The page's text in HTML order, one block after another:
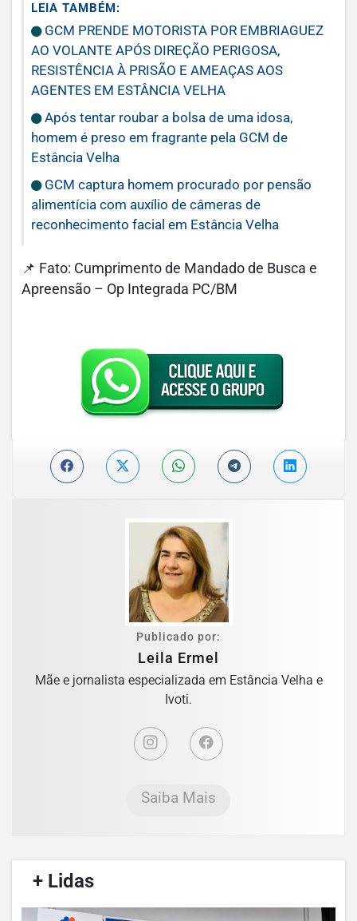
LEIA TAMBÉM:
GCM PRENDE MOTORISTA POR EMBRIAGUEZ
AO VOLANTE APÓS DIREÇÃO PERIGOSA,
RESISTÊNCIA À PRISÃO E AMEAÇAS AOS
AGENTES EM ESTÂNCIA VELHA
Após tentar roubar a bolsa de uma idosa,
homem é preso em fragrante pela GCM de
Estância Velha
GCM captura homem procurado por pensão
alimentícia com auxílio de câmeras de
reconhecimento facial em Estância Velha
📌 Fato: Cumprimento de Mandado de Busca e
Apreensão – Op Integrada PC/BM
Publicado por:
Leila Ermel
Mãe e jornalista especializada em Estância Velha e
Ivoti.
Saiba Mais
+ Lidas